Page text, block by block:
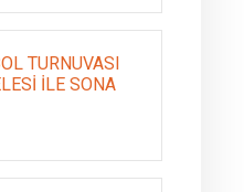
TURNUVASI
İLE SONA